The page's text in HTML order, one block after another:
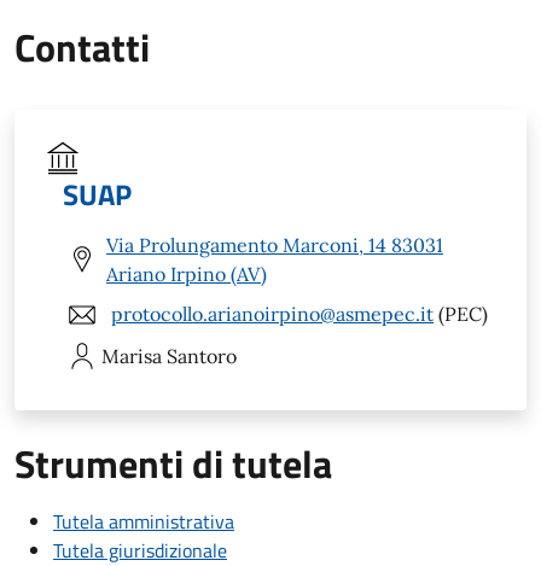
Contatti
SUAP
Via Prolungamento Marconi, 14 83031
Ariano Irpino (AV)
protocollo.arianoirpino@asmepec.it (PEC)
Marisa Santoro
Strumenti di tutela
Tutela amministrativa
Tutela giurisdizionale